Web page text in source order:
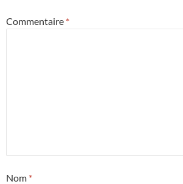
Commentaire *
Nom *